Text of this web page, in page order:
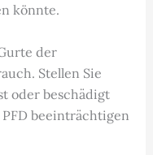
könnte.
der
Stellen Sie
oder beschädigt
beeinträchtigen